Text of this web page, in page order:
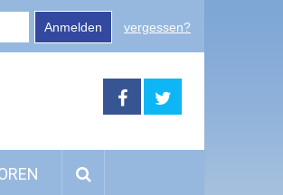
Anmelden vergessen?